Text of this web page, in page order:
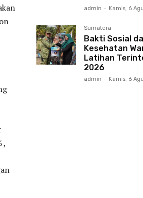
,
admin - Kamis, 6
Sumatera
Bakti Sosial
Kesehatan
Latihan
2026
admin - Kamis, 6